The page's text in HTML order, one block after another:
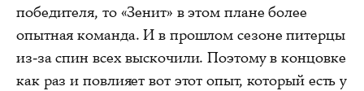
победителя, то «Зенит» в этом плане более
опытная команда. И в прошлом сезоне питерцы
из-за спин всех выскочили. Поэтому в концовке
как раз и повлияет вот этот опыт, который есть у